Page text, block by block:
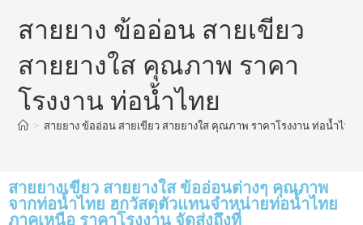
สายยาง ข้ออ่อน สายเขียว
สายยางใส คุณภาพ ราคา
โรงงาน ท่อน้ำไทย
> สายยาง ข้ออ่อน สายเขียว สายยางใส คุณภาพ ราคาโรงงาน ท่อน้ำไทย
สายยางเขียว สายยางใส ข้ออ่อนต่างๆ คุณภาพ
จากท่อน้ำไทย ฮกวัสดุตัวแทนจำหน่ายท่อน้ำไทย
ภาคเหนือ ราคาโรงงาน จัดส่งถึงที่